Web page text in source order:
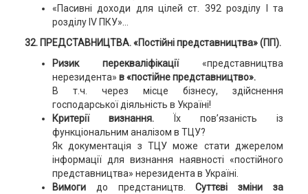
«Пасивні доходи для цілей ст. 392 розділу І та
розділу IV ПКУ»...
32. ПРЕДСТАВНИЦТВА. «Постійні представництва» (ПП).
Ризик перекваліфікації«представництва
нерезидента» в «постійне представництво».
В т.ч. через місце бізнесу, здійснення
господарської діяльність в Україні!
Критерії визнання.Їх пов’язаність із
функціональним аналізом в ТЦУ?
Як документація з ТЦУ може стати джерелом
інформації для визнання наявності «постійного
представництва» нерезидента в Україні.
Вимогидо предстаництв.Суттєві зміни за